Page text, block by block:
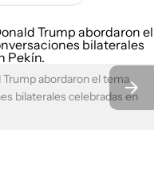
abordaron el tema
bilaterales celebradas en